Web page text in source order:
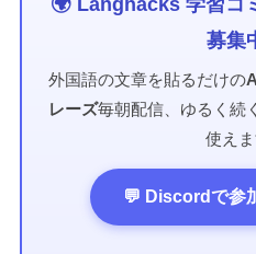
募集
外国語の文章を貼るだけの
レーズ毎朝配信、ゆるく続
使えま
💬 Discordで参